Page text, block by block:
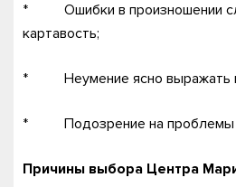
* Ошибки в произношении
картавость;
* Неумение ясно выражать
* Подозрение на проблемы с
Причины выбора Центра